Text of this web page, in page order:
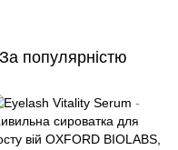
За популярністю